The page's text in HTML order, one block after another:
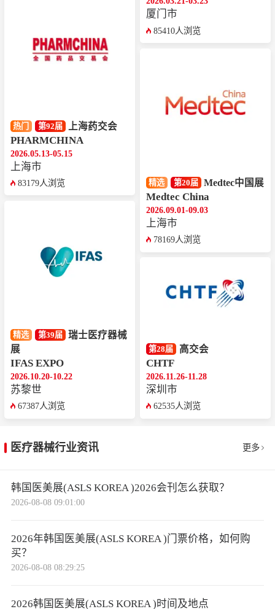
热门 第92届 上海药交会
PHARMCHINA
2026.05.13-05.15
上海市
83179人浏览
精选 第39届
瑞士医疗器械
展
IFAS EXPO
2026.10.20-10.22
苏黎世
67387人浏览
厦门市
85410人浏览
精选 第20届 Medtec中国展
Medtec China
2026.09.01-09.03
上海市
78169人浏览
第28届 高交会
CHTF
2026.11.26-11.28
深圳市
62535人浏览
医疗器械行业资讯 更多
韩国医美展(ASLS KOREA )2026会刊怎么获取？
2026-08-08 09:01:00
2026年韩国医美展(ASLS KOREA )门票价格，如何购
买？
2026-08-08 08:29:25
2026韩国医美展(ASLS KOREA )时间及地点